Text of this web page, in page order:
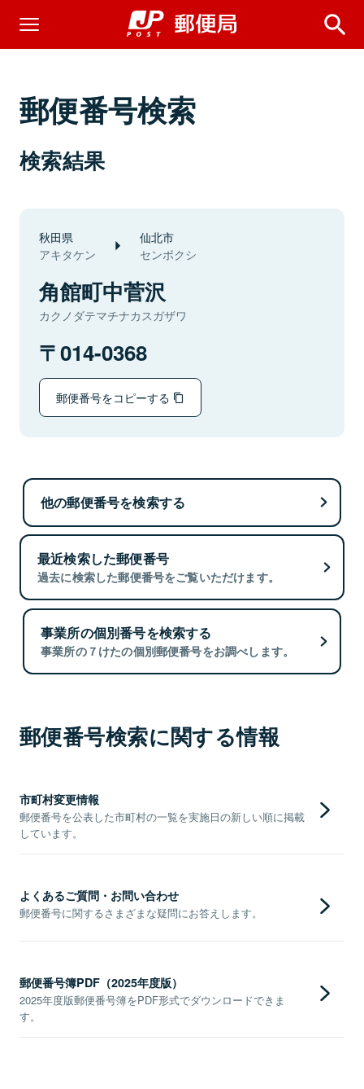
郵便番号検索
検索結果
秋田県
アキタケン
仙北市
センボクシ
角館町中菅沢
カクノダテマチナカスガザワ
014-0368
郵便番号をコピーする
他の郵便番号を検索する
最近検索した郵便番号
過去に検索した郵便番号をご覧いただけます。
事業所の個別番号を検索する
事業所の７けたの個別郵便番号をお調べします。
郵便番号検索に関する情報
市町村変更情報
郵便番号を公表した市町村の一覧を実施日の新しい順に掲載
しています。
よくあるご質問・お問い合わせ
郵便番号に関するさまざまな疑問にお答えします。
郵便番号簿PDF（2025年度版）
2025年度版郵便番号簿をPDF形式でダウンロードできま
す。